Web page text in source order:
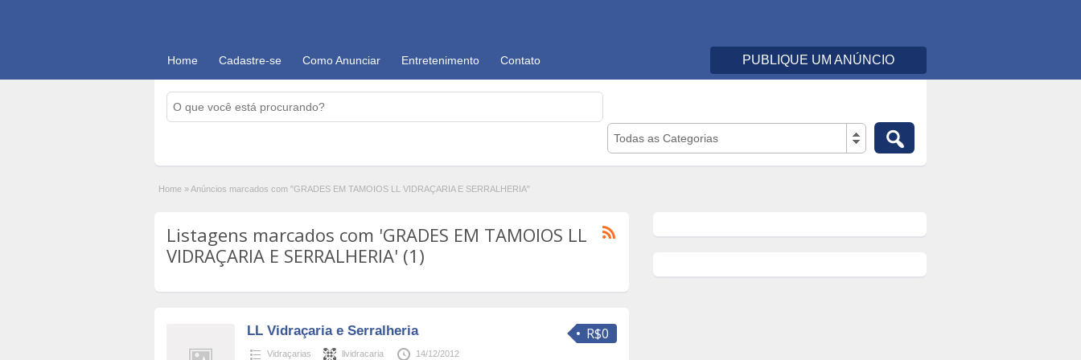
Home Cadastre-se Como Anunciar Entretenimento Contato PUBLIQUE UM ANÚNCIO
Todas as Categorias
Home »Anúncios marcados com "GRADES EM TAMOIOS LL VIDRAÇARIA E SERRALHERIA"
Listagens marcados com 'GRADES EM TAMOIOS LL
VIDRAÇARIA E SERRALHERIA' (1)
R$0
LL Vidraçaria e Serralheria
Vidraçarias llvidracaria 14/12/2012